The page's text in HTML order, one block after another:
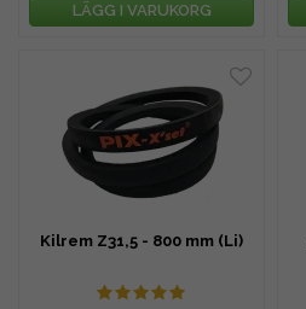
LÄGG I VARUKORG
Kilrem Z31,5 - 800 mm (Li)